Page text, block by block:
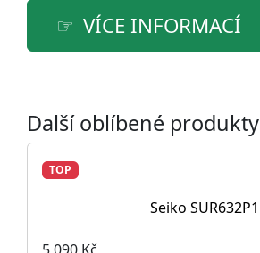
VÍCE INFORMACÍ
Další oblíbené produkty
TOP
Seiko SUR632P1